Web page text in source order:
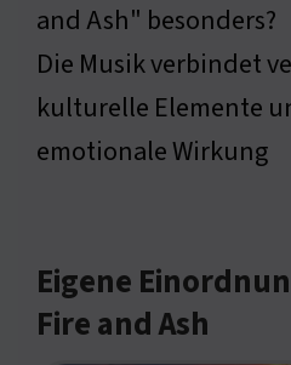
and Ash" besonders?
Die Musik verbindet
kulturelle Elemente
emotionale Wirkung
Eigene
Fire and Ash